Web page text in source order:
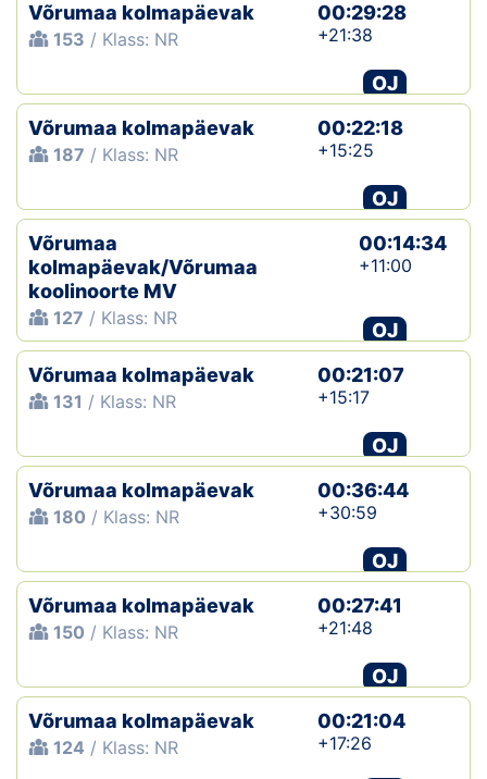
Võrumaa kolmapäevak
153 / Klass: NR
00:29:28
+21:38
OJ
Võrumaa kolmapäevak
187 / Klass: NR
00:22:18
+15:25
OJ
Võrumaa
kolmapäevak/Võrumaa
koolinoorte MV
127 / Klass: NR
00:14:34
+11:00
OJ
Võrumaa kolmapäevak
131 / Klass: NR
00:21:07
+15:17
OJ
Võrumaa kolmapäevak
180 / Klass: NR
00:36:44
+30:59
OJ
Võrumaa kolmapäevak
150 / Klass: NR
00:27:41
+21:48
OJ
Võrumaa kolmapäevak
124 / Klass: NR
00:21:04
+17:26